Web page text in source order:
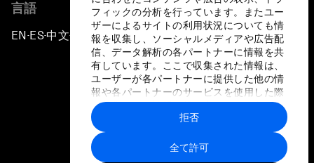
フィックの分析を行っています。またユー
ザーによるサイトの利用状況についても情
報を収集し、ソーシャルメディアや広告配
信、データ解析の各パートナーに情報を共
有しています。ここで収集された情報は、
ユーザーが各パートナーに提供した他の情
報や各パートナーのサービスを使用した際
に収集された情報と組み合わされ、各パー
トナーによって使用されることがありま
す。
全て許可
拒否
言語
EN ▪ES▪中文▪ 日本語
プライバシーポリシーと利用規約
サイトマップ